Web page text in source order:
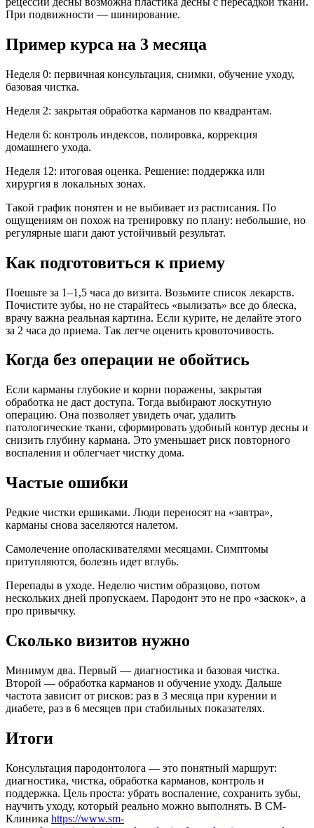
При подвижности — шинирование.
Пример курса на 3 месяца
Неделя 0: первичная консультация, снимки, обучение уходу,
базовая чистка.
Неделя 2: закрытая обработка карманов по квадрантам.
Неделя 6: контроль индексов, полировка, коррекция
домашнего ухода.
Неделя 12: итоговая оценка. Решение: поддержка или
хирургия в локальных зонах.
Такой график понятен и не выбивает из расписания. По
ощущениям он похож на тренировку по плану: небольшие, но
регулярные шаги дают устойчивый результат.
Как подготовиться к приему
Поешьте за 1–1,5 часа до визита. Возьмите список лекарств.
Почистите зубы, но не старайтесь «вылизать» все до блеска,
врачу важна реальная картина. Если курите, не делайте этого
за 2 часа до приема. Так легче оценить кровоточивость.
Когда без операции не обойтись
Если карманы глубокие и корни поражены, закрытая
обработка не даст доступа. Тогда выбирают лоскутную
операцию. Она позволяет увидеть очаг, удалить
патологические ткани, сформировать удобный контур десны и
снизить глубину кармана. Это уменьшает риск повторного
воспаления и облегчает чистку дома.
Частые ошибки
Редкие чистки ершиками. Люди переносят на «завтра»,
карманы снова заселяются налетом.
Самолечение ополаскивателями месяцами. Симптомы
притупляются, болезнь идет вглубь.
Перепады в уходе. Неделю чистим образцово, потом
нескольких дней пропускаем. Пародонт это не про «заскок», а
про привычку.
Сколько визитов нужно
Минимум два. Первый — диагностика и базовая чистка.
Второй — обработка карманов и обучение уходу. Дальше
частота зависит от рисков: раз в 3 месяца при курении и
диабете, раз в 6 месяцев при стабильных показателях.
Итоги
Консультация пародонтолога — это понятный маршрут:
диагностика, чистка, обработка карманов, контроль и
поддержка. Цель проста: убрать воспаление, сохранить зубы,
научить уходу, который реально можно выполнять. В СМ-
Клиника https://www.sm-